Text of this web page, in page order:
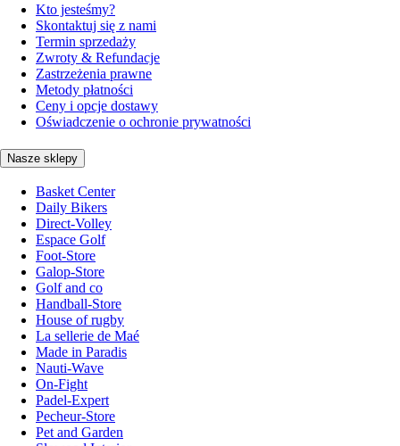
Kto jesteśmy?
Skontaktuj się z nami
Termin sprzedaży
Zwroty & Refundacje
Zastrzeżenia prawne
Metody płatności
Ceny i opcje dostawy
Oświadczenie o ochronie prywatności
Nasze sklepy
Basket Center
Daily Bikers
Direct-Volley
Espace Golf
Foot-Store
Galop-Store
Golf and co
Handball-Store
House of rugby
La sellerie de Maé
Made in Paradis
Nauti-Wave
On-Fight
Padel-Expert
Pecheur-Store
Pet and Garden